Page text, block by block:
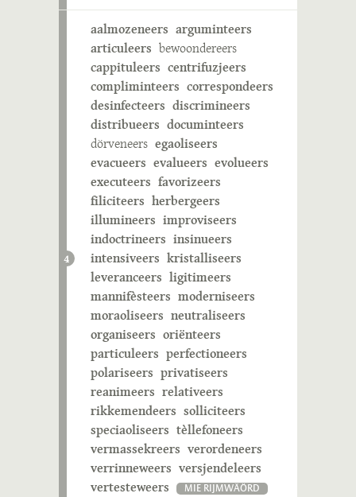
4
aalmozeneers arguminteers
articuleers bewoondereers
cappituleers centrifuzjeers
compliminteers correspondeers
desinfecteers discrimineers
distribueers documinteers
dörveneers egaoliseers
evacueers evalueers evolueers
executeers favorizeers
filiciteers herbergeers
illumineers improviseers
indoctrineers insinueers
intensiveers kristalliseers
leveranceers ligitimeers
mannifèsteers moderniseers
moraoliseers neutraliseers
organiseers oriënteers
particuleers perfectioneers
polariseers privatiseers
reanimeers relativeers
rikkemendeers solliciteers
speciaoliseers tèllefoneers
vermassekreers verordeneers
verrinneweers versjendeleers
vertesteweers
MIE RIJMWÄÖRD